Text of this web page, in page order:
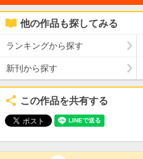
他の作品も探してみる
ランキングから探す
新刊から探す
この作品を共有する